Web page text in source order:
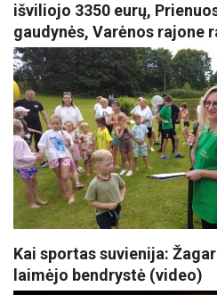
išviliojo 3350 eurų,
gaudynės, Varėnos rajone
Kai sportas suvienija:
laimėjo bendrystė (video)